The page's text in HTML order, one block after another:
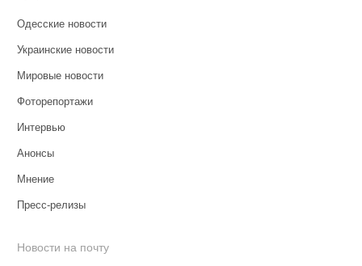
Одесские новости
Украинские новости
Мировые новости
Фоторепортажи
Интервью
Анонсы
Мнение
Пресс-релизы
Новости на почту